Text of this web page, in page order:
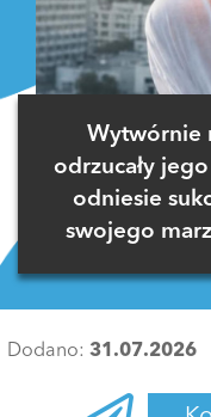
Wytwórnie
odrzucały
odniesie
swojego
Dodano: 31.07.2026